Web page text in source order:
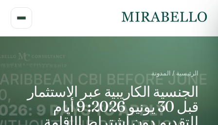
الرئيسية / المدونة
الجنسية الكاريبية عبر الاستثمار
قبل 30 يونيو 2026: 9 أيام